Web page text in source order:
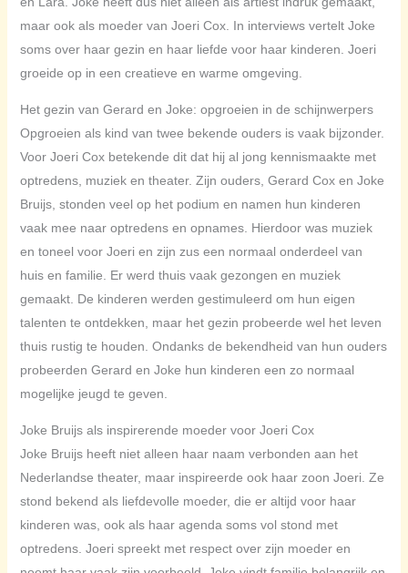
maar ook als moeder van Joeri Cox. In interviews vertelt Joke
soms over haar gezin en haar liefde voor haar kinderen. Joeri
groeide op in een creatieve en warme omgeving.
Het gezin van Gerard en Joke: opgroeien in de schijnwerpers
Opgroeien als kind van twee bekende ouders is vaak bijzonder.
Voor Joeri Cox betekende dit dat hij al jong kennismaakte met
optredens, muziek en theater. Zijn ouders, Gerard Cox en Joke
Bruijs, stonden veel op het podium en namen hun kinderen
vaak mee naar optredens en opnames. Hierdoor was muziek
en toneel voor Joeri en zijn zus een normaal onderdeel van
huis en familie. Er werd thuis vaak gezongen en muziek
gemaakt. De kinderen werden gestimuleerd om hun eigen
talenten te ontdekken, maar het gezin probeerde wel het leven
thuis rustig te houden. Ondanks de bekendheid van hun ouders
probeerden Gerard en Joke hun kinderen een zo normaal
mogelijke jeugd te geven.
Joke Bruijs als inspirerende moeder voor Joeri Cox
Joke Bruijs heeft niet alleen haar naam verbonden aan het
Nederlandse theater, maar inspireerde ook haar zoon Joeri. Ze
stond bekend als liefdevolle moeder, die er altijd voor haar
kinderen was, ook als haar agenda soms vol stond met
optredens. Joeri spreekt met respect over zijn moeder en